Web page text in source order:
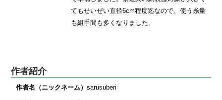
てもせいぜい直径6cm程度迄なので、使う糸量
も組手間も多くなりました。
作者紹介
作者名（ニックネーム）sarusuberi